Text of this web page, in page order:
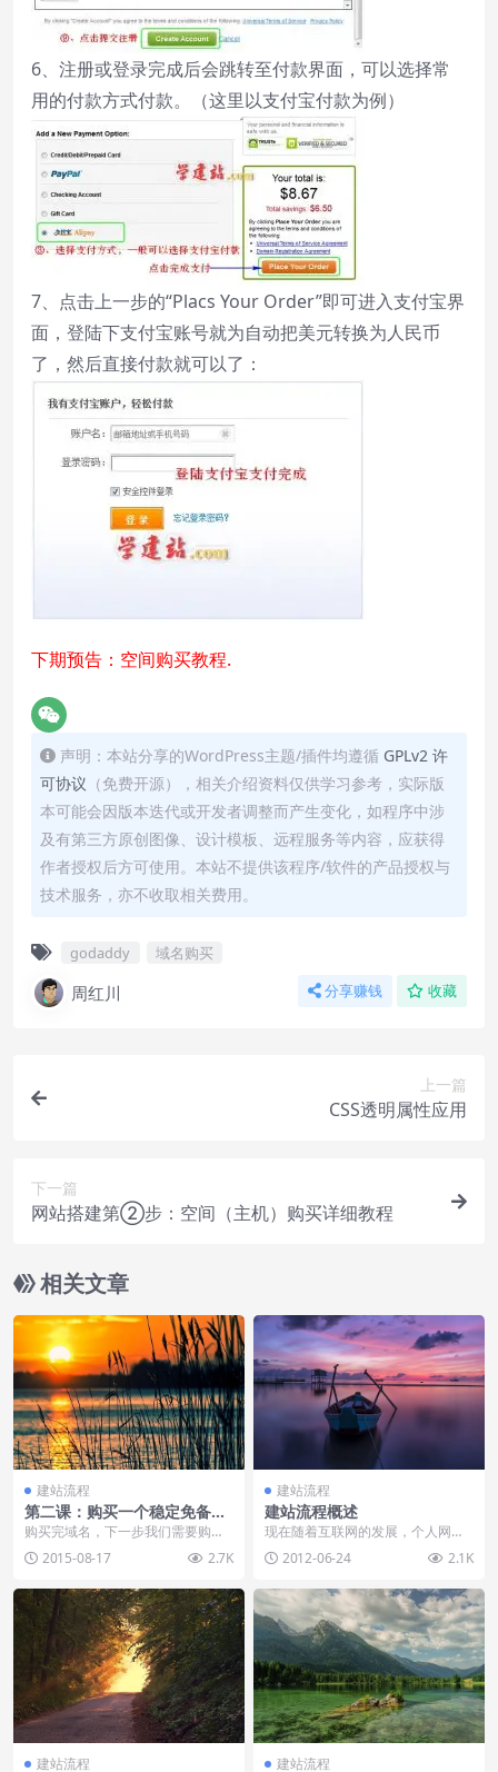
6、注册或登录完成后会跳转至付款界面，可以选择常
用的付款方式付款。（这里以支付宝付款为例）
7、点击上一步的“Placs Your Order”即可进入支付宝界
面，登陆下支付宝账号就为自动把美元转换为人民币
了，然后直接付款就可以了：
下期预告：空间购买教程.
声明：本站分享的WordPress主题/插件均遵循 GPLv2 许
可协议 （免费开源），相关介绍资料仅供学习参考，实际版
本可能会因版本迭代或开发者调整而产生变化，如程序中涉
及有第三方原创图像、设计模板、远程服务等内容，应获得
作者授权后方可使用。本站不提供该程序/软件的产品授权与
技术服务，亦不收取相关费用。
godaddy 域名购买
周红川 分享赚钱 收藏
上一篇
CSS透明属性应用
下一篇
网站搭建第②步：空间（主机）购买详细教程
相关文章
建站流程
第二课：购买一个稳定免备案
的香港空间
购买完域名，下一步我们需要购买
一个稳定的空间，空间可以被分为
两种：国内空间和海外...
2015-08-17 2.7K
建站流程
建站流程概述
现在随着互联网的发展，个人网站
已经成为每个人在互联网上名片，
仅国内就有80万左右...
2012-06-24 2.1K
建站流程 建站流程